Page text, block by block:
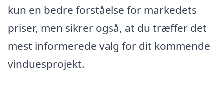
kun en bedre forståelse for markedets
priser, men sikrer også, at du træffer det
mest informerede valg for dit kommende
vinduesprojekt.